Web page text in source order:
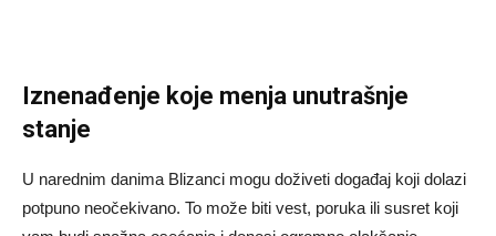
Iznenađenje koje menja unutrašnje
stanje
U narednim danima Blizanci mogu doživeti događaj koji dolazi
potpuno neočekivano. To može biti vest, poruka ili susret koji